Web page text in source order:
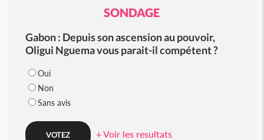
SONDAGE
Gabon : Depuis son ascension au pouvoir,
Oligui Nguema vous parait-il compétent ?
Oui
Non
Sans avis
+ Voir les resultats